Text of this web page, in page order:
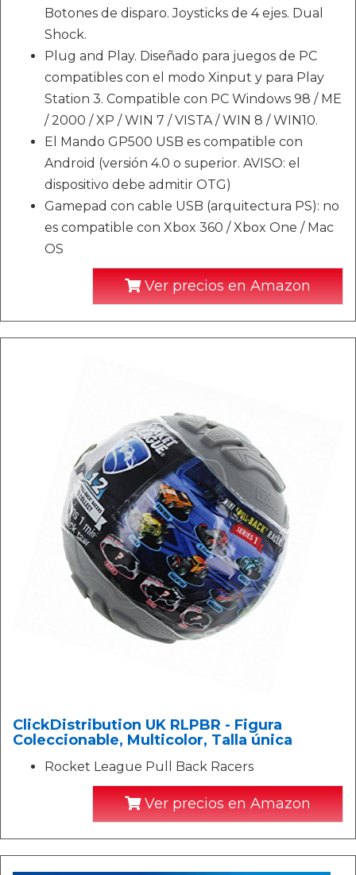
Botones de disparo. Joysticks de 4 ejes. Dual
Shock.
Plug and Play. Diseñado para juegos de PC
compatibles con el modo Xinput y para Play
Station 3. Compatible con PC Windows 98 / ME
/ 2000 / XP / WIN 7 / VISTA / WIN 8 / WIN10.
El Mando GP500 USB es compatible con
Android (versión 4.0 o superior. AVISO: el
dispositivo debe admitir OTG)
Gamepad con cable USB (arquitectura PS): no
es compatible con Xbox 360 / Xbox One / Mac
OS
Ver precios en Amazon
ClickDistribution UK RLPBR - Figura
Coleccionable, Multicolor, Talla única
Rocket League Pull Back Racers
Ver precios en Amazon